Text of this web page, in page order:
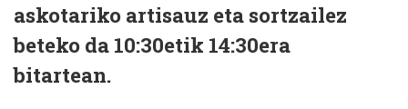
askotariko artisauz eta sortzailez
beteko da 10:30etik 14:30era
bitartean.